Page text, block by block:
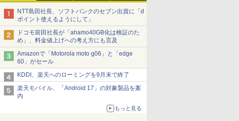
NTT島田社長、ソフトバンクのセブン出資に「d
ポイント使えるようにして」
ドコモ前田社長が「ahamo40GB化は検証のた
め」、料金値上げへの考え方にも言及
Amazonで「Motorola moto g06」と「edge
60」がセール
KDDI、楽天へのローミングを9月末で終了
楽天モバイル、「Android 17」の対象製品を案
内
もっと見る